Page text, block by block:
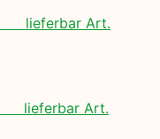
lieferbar Art.
lieferbar Art.